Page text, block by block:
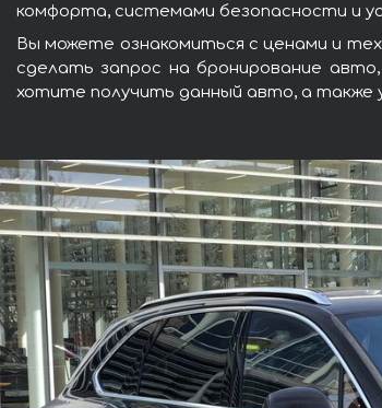
комфорта, системами безопасности и
Вы можете ознакомиться с ценами и
сделать запрос на бронирование
хотите получить данный авто, а также